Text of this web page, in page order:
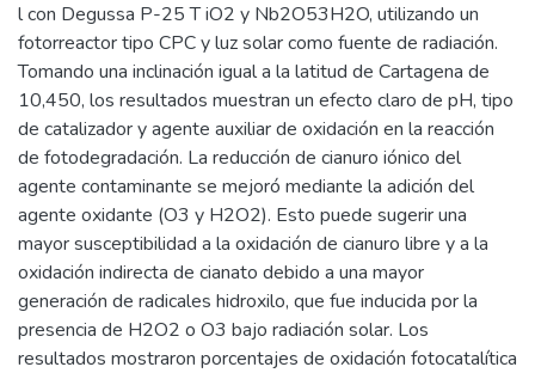
l con Degussa P-25 T iO2 y Nb2O53H2O, utilizando un
fotorreactor tipo CPC y luz solar como fuente de radiación.
Tomando una inclinación igual a la latitud de Cartagena de
10,450, los resultados muestran un efecto claro de pH, tipo
de catalizador y agente auxiliar de oxidación en la reacción
de fotodegradación. La reducción de cianuro iónico del
agente contaminante se mejoró mediante la adición del
agente oxidante (O3 y H2O2). Esto puede sugerir una
mayor susceptibilidad a la oxidación de cianuro libre y a la
oxidación indirecta de cianato debido a una mayor
generación de radicales hidroxilo, que fue inducida por la
presencia de H2O2 o O3 bajo radiación solar. Los
resultados mostraron porcentajes de oxidación fotocatalítica